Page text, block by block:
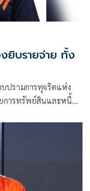
ยิบรายจ่าย ทั้ง
ปรามการทุจริตแห่ง
ารทรัพย์สินและหนี้สิน